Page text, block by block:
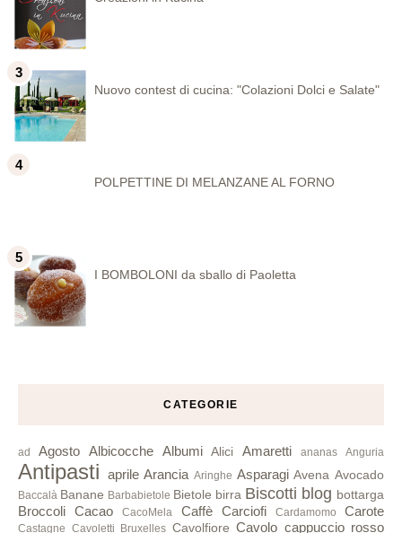
Nuovo contest di cucina: "Colazioni Dolci e Salate"
POLPETTINE DI MELANZANE AL FORNO
I BOMBOLONI da sballo di Paoletta
CATEGORIE
ad Agosto Albicocche Albumi Alici Amaretti ananas Anguria
Antipasti aprile Arancia Aringhe Asparagi Avena Avocado
Baccalà Banane Barbabietole Bietole birra Biscotti blog bottarga
Broccoli Cacao CacoMela Caffè Carciofi Cardamomo Carote
Castagne Cavoletti Bruxelles Cavolfiore Cavolo cappuccio rosso